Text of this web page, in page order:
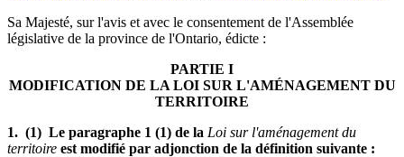
Sa Majesté, sur l'avis et avec le consentement de l'Assemblée
législative de la province de l'Ontario, édicte :
PARTIE I
MODIFICATION DE LA LOI SUR L'AMÉNAGEMENT DU
TERRITOIRE
1. (1) Le paragraphe 1 (1) de la Loi sur l'aménagement du
territoire est modifié par adjonction de la définition suivante :